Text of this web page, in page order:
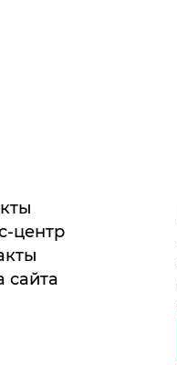
центр
сайта